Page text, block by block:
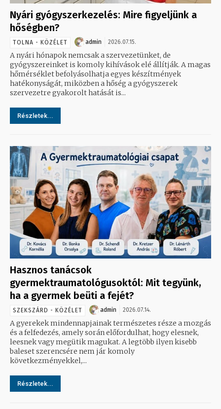
Nyári gyógyszerkezelés: Mire figyeljünk a
hőségben?
TOLNA - KÖZÉLET admin 2026.07.15.
A nyári hónapok nemcsak a szervezetünket, de
gyógyszereinket is komoly kihívások elé állítják. A magas
hőmérséklet befolyásolhatja egyes készítmények
hatékonyságát, miközben a hőség a gyógyszerek
szervezetre gyakorolt hatását is...
Részletek...
Hasznos tanácsok
gyermektraumatológusoktól: Mit tegyünk,
ha a gyermek beüti a fejét?
SZEKSZÁRD - KÖZÉLET admin 2026.07.14.
A gyerekek mindennapjainak természetes része a mozgás
és a felfedezés, amely során előfordulhat, hogy elesnek,
leesnek vagy megütik magukat. A legtöbb ilyen kisebb
baleset szerencsére nem jár komoly
következményekkel,...
Részletek...